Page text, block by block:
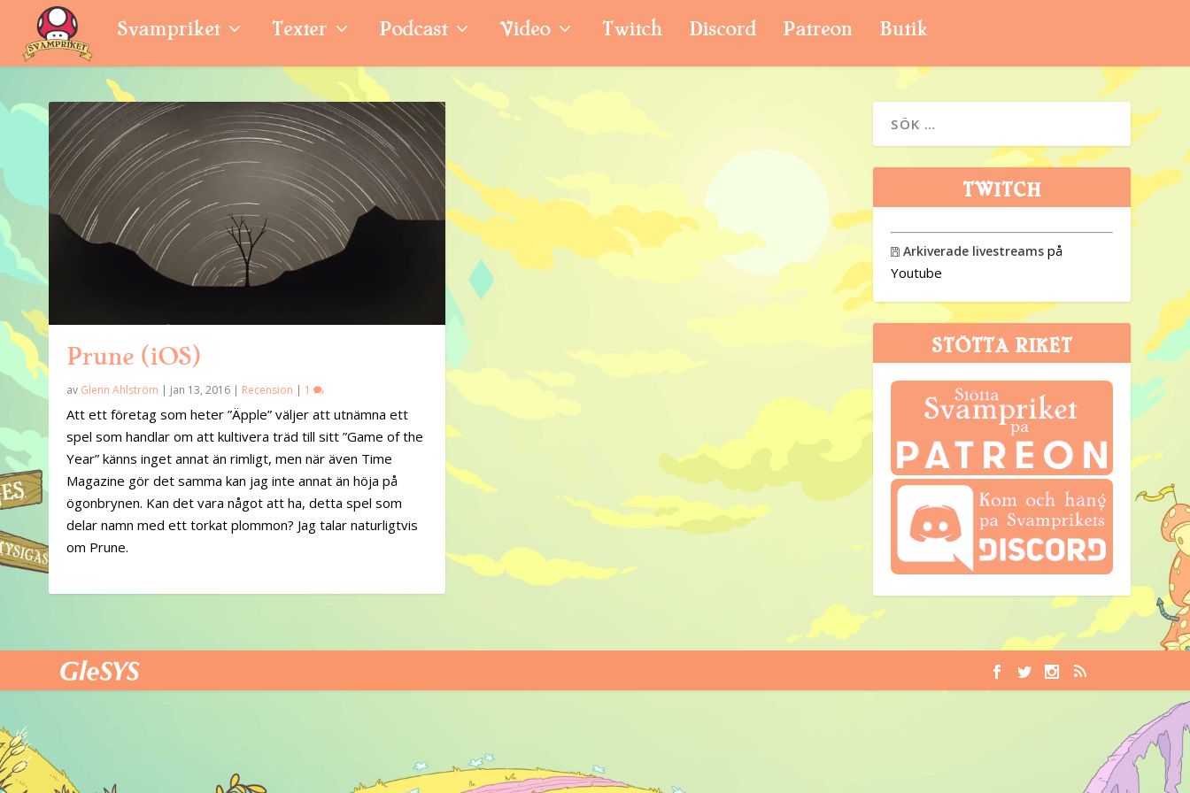
Svampriket Texter Podcast Video Twitch Discord Patreon Butik
Prune (iOS)
av Glenn Ahlström | jan 13, 2016 | Recension | 1
Att ett företag som heter ”Äpple” väljer att utnämna ett
spel som handlar om att kultivera träd till sitt ”Game of the
Year” känns inget annat än rimligt, men när även Time
Magazine gör det samma kan jag inte annat än höja på
ögonbrynen. Kan det vara något att ha, detta spel som
delar namn med ett torkat plommon? Jag talar naturligtvis
om Prune.
TWITCH
 Arkiverade livestreams på
Youtube
STÖTTA RIKET